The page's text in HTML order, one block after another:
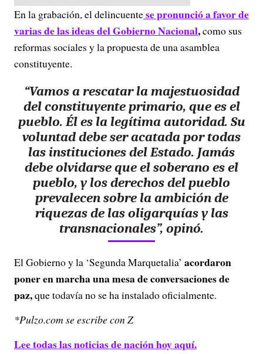
En la grabación, el delincuentese pronunció a favor de
varias de las ideas del Gobierno Nacional,como sus
reformas sociales y la propuesta de una asamblea
constituyente.
“Vamos a rescatar la majestuosidad
del constituyente primario, que es el
pueblo. Él es la legítima autoridad. Su
voluntad debe ser acatada por todas
las instituciones del Estado. Jamás
debe olvidarse que el soberano es el
pueblo, y los derechos del pueblo
prevalecen sobre la ambición de
riquezas de las oligarquías y las
transnacionales”, opinó.
El Gobierno y la ‘Segunda Marquetalia’ acordaron
poner en marcha una mesa de conversaciones de
paz,que todavía no se ha instalado oficialmente.
*Pulzo.com se escribe con Z
Lee todas las noticias de nación hoy aquí.